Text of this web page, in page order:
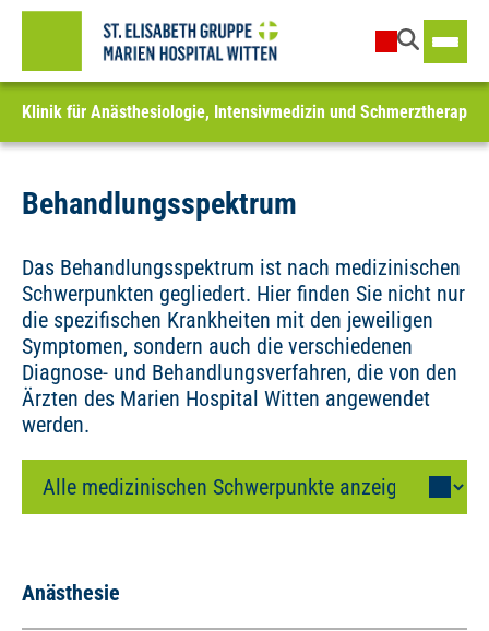
Klinik für Anästhesiologie, Intensivmedizin und Schmerztherapie
Behandlungsspektrum
Das Behandlungsspektrum ist nach medizinischen
Schwerpunkten gegliedert. Hier finden Sie nicht nur
die spezifischen Krankheiten mit den jeweiligen
Symptomen, sondern auch die verschiedenen
Diagnose- und Behandlungsverfahren, die von den
Ärzten des Marien Hospital Witten angewendet
werden.
Anästhesie